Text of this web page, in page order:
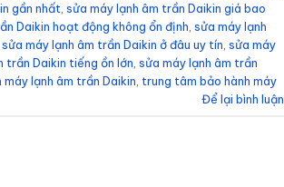
gần nhất, sửa máy lạnh âm trần Daikin giá bao
Daikin hoạt động không ổn định, sửa máy lạnh
sửa máy lạnh âm trần Daikin ở đâu uy tín, sửa máy
trần Daikin tiếng ồn lớn, sửa máy lạnh âm trần
lạnh âm trần Daikin, trung tâm bảo hành máy
Để lại bình luận